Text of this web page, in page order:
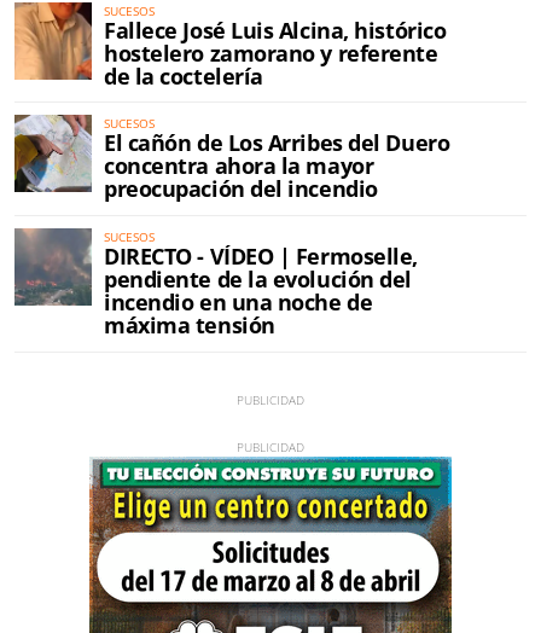
SUCESOS
Fallece José Luis Alcina, histórico
hostelero zamorano y referente
de la coctelería
SUCESOS
El cañón de Los Arribes del Duero
concentra ahora la mayor
preocupación del incendio
SUCESOS
DIRECTO - VÍDEO | Fermoselle,
pendiente de la evolución del
incendio en una noche de
máxima tensión